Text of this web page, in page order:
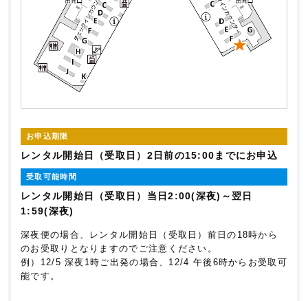
お申込期限
レンタル開始日（受取日）2日前の15:00までにお申込
受取可能時間
レンタル開始日（受取日）当日2:00(深夜)～翌日
1:59(深夜)
深夜便の場合、レンタル開始日（受取日）前日の18時から
のお受取りとなりますのでご注意ください。
例）12/5 深夜1時ご出発の場合、12/4 午後6時からお受取可
能です。